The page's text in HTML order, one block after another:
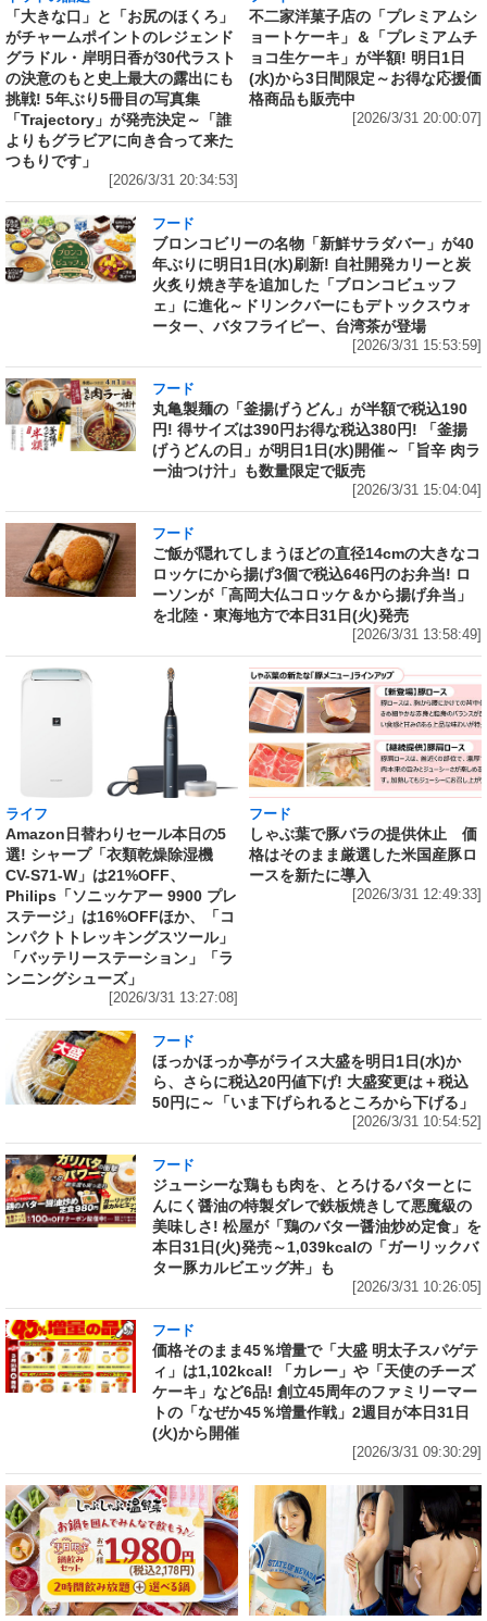
「大きな口」と「お尻のほくろ」
がチャームポイントのレジェンド
グラドル・岸明日香が30代ラスト
の決意のもと史上最大の露出にも
挑戦! 5年ぶり5冊目の写真集
「Trajectory」が発売決定～「誰
よりもグラビアに向き合って来た
つもりです」
[2026/3/31 20:34:53]
不二家洋菓子店の「プレミアムシ
ョートケーキ」＆「プレミアムチ
ョコ生ケーキ」が半額! 明日1日
(水)から3日間限定～お得な応援価
格商品も販売中
[2026/3/31 20:00:07]
フード
ブロンコビリーの名物「新鮮サラダバー」が40
年ぶりに明日1日(水)刷新! 自社開発カリーと炭
火炙り焼き芋を追加した「ブロンコビュッフ
ェ」に進化～ドリンクバーにもデトックスウォ
ーター、バタフライピー、台湾茶が登場
[2026/3/31 15:53:59]
フード
丸亀製麺の「釜揚げうどん」が半額で税込190
円! 得サイズは390円お得な税込380円! 「釜揚
げうどんの日」が明日1日(水)開催～「旨辛 肉ラ
ー油つけ汁」も数量限定で販売
[2026/3/31 15:04:04]
フード
ご飯が隠れてしまうほどの直径14cmの大きなコ
ロッケにから揚げ3個で税込646円のお弁当! ロ
ーソンが「高岡大仏コロッケ＆から揚げ弁当」
を北陸・東海地方で本日31日(火)発売
[2026/3/31 13:58:49]
ライフ
Amazon日替わりセール本日の5
選! シャープ「衣類乾燥除湿機
CV-S71-W」は21%OFF、
Philips「ソニッケアー 9900 プレ
ステージ」は16%OFFほか、「コ
ンパクトトレッキングスツール」
「バッテリーステーション」「ラ
ンニングシューズ」
[2026/3/31 13:27:08]
フード
しゃぶ葉で豚バラの提供休止 価
格はそのまま厳選した米国産豚ロ
ースを新たに導入
[2026/3/31 12:49:33]
フード
ほっかほっか亭がライス大盛を明日1日(水)か
ら、さらに税込20円値下げ! 大盛変更は＋税込
50円に～「いま下げられるところから下げる」
[2026/3/31 10:54:52]
フード
ジューシーな鶏もも肉を、とろけるバターとに
んにく醤油の特製ダレで鉄板焼きして悪魔級の
美味しさ! 松屋が「鶏のバター醤油炒め定食」を
本日31日(火)発売～1,039kcalの「ガーリックバ
ター豚カルビエッグ丼」も
[2026/3/31 10:26:05]
フード
価格そのまま45％増量で「大盛 明太子スパゲテ
ィ」は1,102kcal! 「カレー」や「天使のチーズ
ケーキ」など6品! 創立45周年のファミリーマー
トの「なぜか45％増量作戦」2週目が本日31日
(火)から開催
[2026/3/31 09:30:29]